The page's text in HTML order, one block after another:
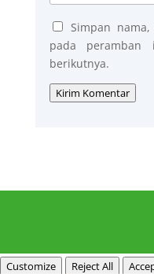
Simpan
pada peramban
berikutnya.
Kirim Komentar
Customize Reject All